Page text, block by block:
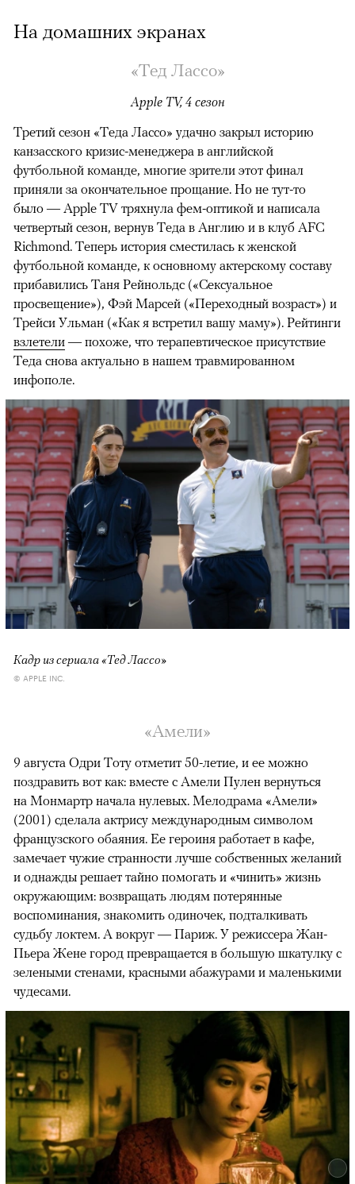
На домашних экранах
«Тед Лассо»
Apple TV, 4 сезон
00:00 / 00:00
Третий сезон «Теда Лассо» удачно закрыл историю
канзасского кризис-менеджера в английской
футбольной команде, многие зрители этот финал
приняли за окончательное прощание. Но не тут-то
было — Apple TV тряхнула фем-оптикой и написала
четвертый сезон, вернув Теда в Англию и в клуб AFC
Richmond. Теперь история сместилась к женской
футбольной команде, к основному актерскому составу
прибавились Таня Рейнольдс («Сексуальное
просвещение»), Фэй Марсей («Переходный возраст») и
Трейси Ульман («Как я встретил вашу маму»). Рейтинги
взлетели — похоже, что терапевтическое присутствие
Теда снова актуально в нашем травмированном
инфополе.
Кадр из сериала «Тед Лассо»
© APPLE INC.
«Амели»
9 августа Одри Тоту отметит 50-летие, и ее можно
поздравить вот как: вместе с Амели Пулен вернуться
на Монмартр начала нулевых. Мелодрама «Амели»
(2001) сделала актрису международным символом
французского обаяния. Ее героиня работает в кафе,
замечает чужие странности лучше собственных желаний
и однажды решает тайно помогать и «чинить» жизнь
окружающим: возвращать людям потерянные
воспоминания, знакомить одиночек, подталкивать
судьбу локтем. А вокруг — Париж. У режиссера Жан-
Пьера Жене город превращается в большую шкатулку с
зелеными стенами, красными абажурами и маленькими
чудесами.